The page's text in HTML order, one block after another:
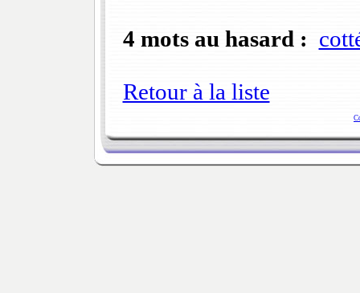
4 mots au hasard :
Retour à la liste